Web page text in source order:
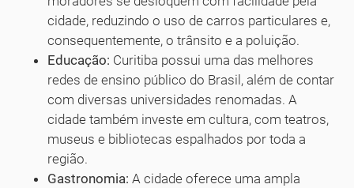
cidade, reduzindo o uso de carros particulares e,
consequentemente, o trânsito e a poluição.
Educação: Curitiba possui uma das melhores
redes de ensino público do Brasil, além de contar
com diversas universidades renomadas. A
cidade também investe em cultura, com teatros,
museus e bibliotecas espalhados por toda a
região.
Gastronomia: A cidade oferece uma ampla